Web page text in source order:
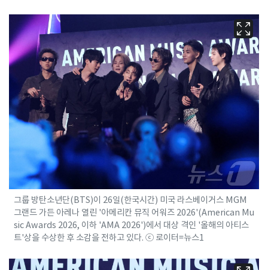
그룹 방탄소년단(BTS)이 26일(한국시간) 미국 라스베이거스 MGM
그랜드 가든 아레나 열린 '아메리칸 뮤직 어워즈 2026'(American Mu
sic Awards 2026, 이하 'AMA 2026')에서 대상 격인 '올해의 아티스
트'상을 수상한 후 소감을 전하고 있다. ⓒ 로이터=뉴스1